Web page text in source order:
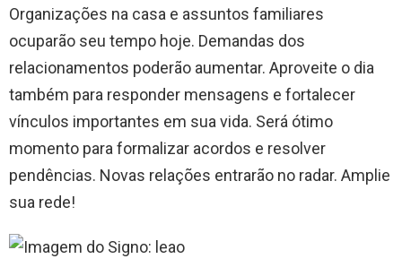
Organizações na casa e assuntos familiares
ocuparão seu tempo hoje. Demandas dos
relacionamentos poderão aumentar. Aproveite o dia
também para responder mensagens e fortalecer
vínculos importantes em sua vida. Será ótimo
momento para formalizar acordos e resolver
pendências. Novas relações entrarão no radar. Amplie
sua rede!